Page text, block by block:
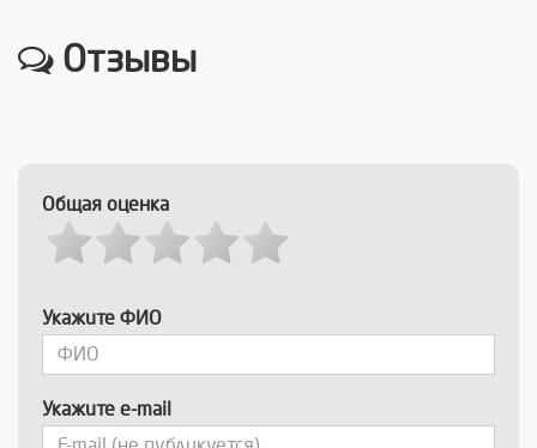
Отзывы
Общая оценка
Укажите ФИО
Укажите e-mail